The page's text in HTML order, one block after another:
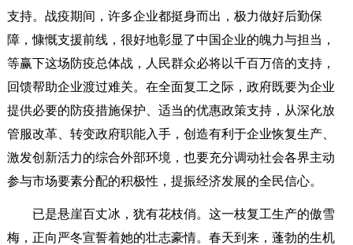
支持。战疫期间，许多企业都挺身而出，极力做好后勤保
障，慷慨支援前线，很好地彰显了中国企业的魄力与担当，
等赢下这场防疫总体战，人民群众必将以千百万倍的支持，
回馈帮助企业渡过难关。在全面复工之际，政府既要为企业
提供必要的防疫措施保护、适当的优惠政策支持，从深化放
管服改革、转变政府职能入手，创造有利于企业恢复生产、
激发创新活力的综合外部环境，也要充分调动社会各界主动
参与市场要素分配的积极性，提振经济发展的全民信心。
已是悬崖百丈冰，犹有花枝俏。这一枝复工生产的傲雪
梅，正向严冬宣誓着她的壮志豪情。春天到来，蓬勃的生机